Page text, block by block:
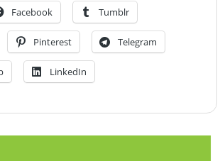
Facebook Tumblr
Pinterest Telegram
LinkedIn